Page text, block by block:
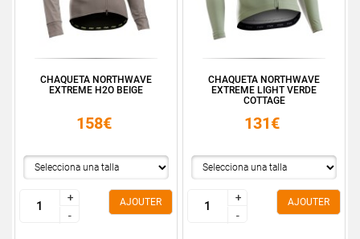
CHAQUETA NORTHWAVE
EXTREME H2O BEIGE
158€
+
-
+
-
AJOUTER
CHAQUETA NORTHWAVE
EXTREME LIGHT VERDE
COTTAGE
131€
+
-
+
-
AJOUTER